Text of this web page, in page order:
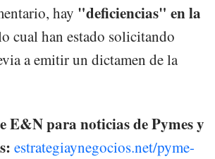
hay "deficiencias" en la
cual han estado solicitando
a emitir un dictamen de la
E&N para noticias de Pymes y
estrategiaynegocios.net/pyme-